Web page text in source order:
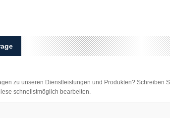
zu unseren Dienstleistungen und Produkten? Schreiben
schnellstmöglich bearbeiten.